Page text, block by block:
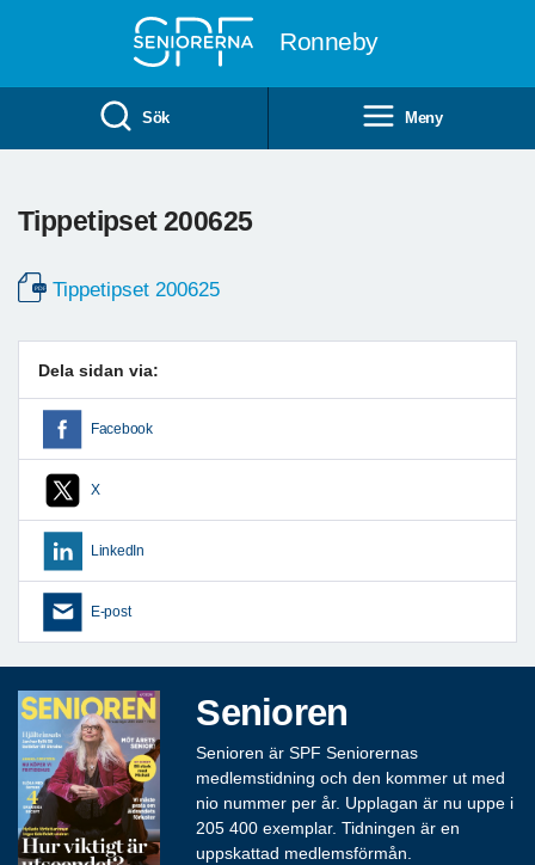
Ronneby
Sök Meny
Tippetipset 200625
Tippetipset 200625
Dela sidan via:
Facebook
X
LinkedIn
E-post
Senioren
Senioren är SPF Seniorernas
medlemstidning och den kommer ut med
nio nummer per år. Upplagan är nu uppe i
205 400 exemplar. Tidningen är en
uppskattad medlemsförmån.